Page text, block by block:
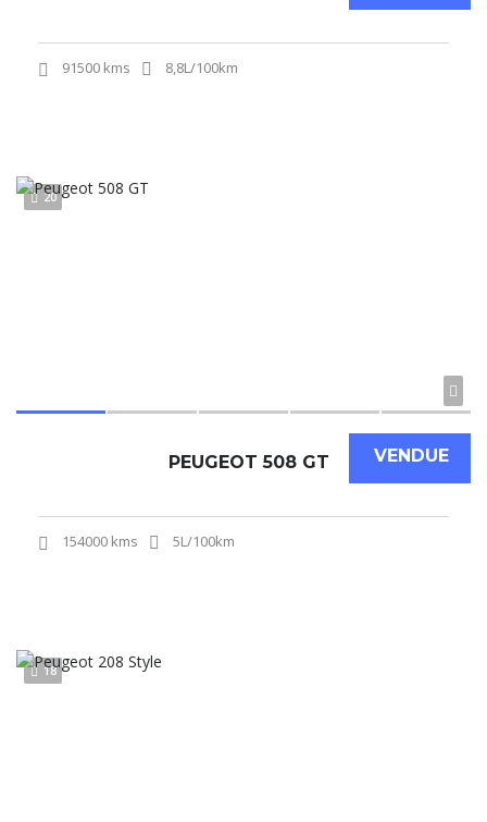
91500 kms 8,8L/100km
20
VENDUE
PEUGEOT 508 GT
154000 kms 5L/100km
18